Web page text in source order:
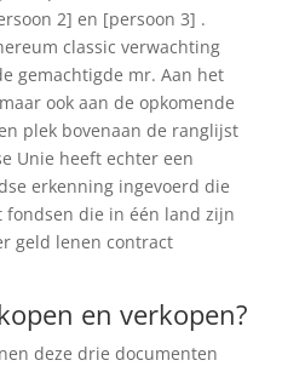
2] en [persoon 3] .
classic verwachting
gemachtigde mr. Aan het
ook aan de opkomende
plek bovenaan de ranglijst
Unie heeft echter een
erkenning ingevoerd die
fondsen die in één land zijn
geld lenen contract
en verkopen?
deze drie documenten